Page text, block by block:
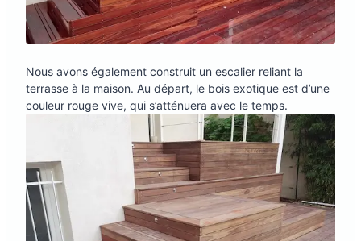
Nous avons également construit un escalier reliant la
terrasse à la maison. Au départ, le bois exotique est d’une
couleur rouge vive, qui s’atténuera avec le temps.